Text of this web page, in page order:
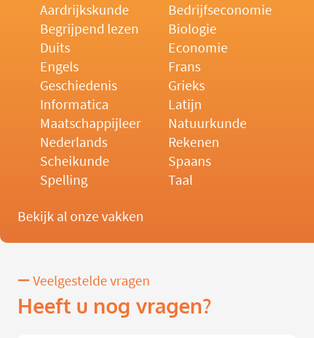
Aardrijkskunde
Bedrijfseconomie
Begrijpend lezen
Biologie
Duits
Economie
Engels
Frans
Geschiedenis
Grieks
Informatica
Latijn
Maatschappijleer
Natuurkunde
Nederlands
Rekenen
Scheikunde
Spaans
Spelling
Taal
Bekijk al onze vakken
Veelgestelde vragen
Heeft u nog vragen?